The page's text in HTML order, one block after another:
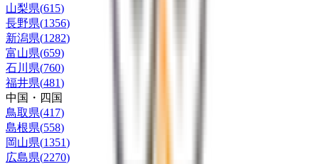
山梨県(615)
長野県(1356)
新潟県(1282)
富山県(659)
石川県(760)
福井県(481)
中国・四国
鳥取県(417)
島根県(558)
岡山県(1351)
広島県(2270)